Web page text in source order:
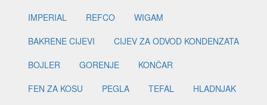
IMPERIAL
REFCO
WIGAM
BAKRENE CIJEVI
CIJEV ZA ODVOD KONDENZATA
BOJLER
GORENJE
KONČAR
FEN ZA KOSU
PEGLA TEFAL
HLADNJAK